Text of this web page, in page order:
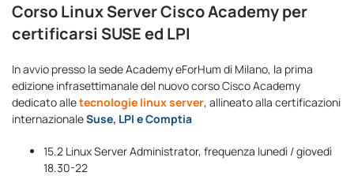
Corso Linux Server Cisco Academy per
certificarsi SUSE ed LPI
In avvio presso la sede Academy eForHum di Milano, la prima
edizione infrasettimanale del nuovo corso Cisco Academy
dedicato alletecnologie linux server, allineato alla certificazioni
internazionaleSuse, LPI e Comptia
15.2 Linux Server Administrator, frequenza lunedì / giovedì
18.30-22